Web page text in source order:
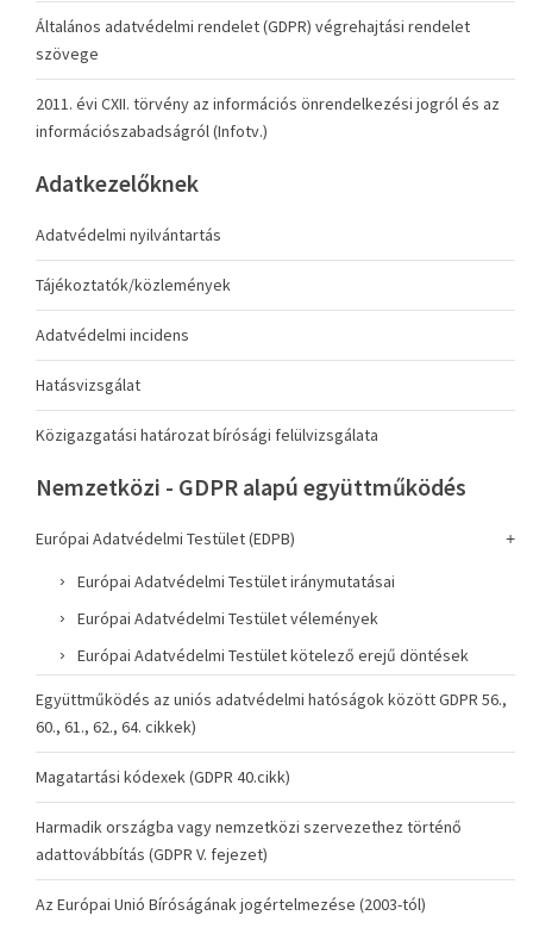
Általános adatvédelmi rendelet (GDPR) végrehajtási rendelet
szövege
2011. évi CXII. törvény az információs önrendelkezési jogról és az
információszabadságról (Infotv.)
Adatkezelőknek
Adatvédelmi nyilvántartás
Tájékoztatók/közlemények
Adatvédelmi incidens
Hatásvizsgálat
Közigazgatási határozat bírósági felülvizsgálata
Nemzetközi - GDPR alapú együttműködés
Európai Adatvédelmi Testület (EDPB)
Európai Adatvédelmi Testület iránymutatásai
Európai Adatvédelmi Testület vélemények
Európai Adatvédelmi Testület kötelező erejű döntések
Együttműködés az uniós adatvédelmi hatóságok között GDPR 56.,
60., 61., 62., 64. cikkek)
Magatartási kódexek (GDPR 40.cikk)
Harmadik országba vagy nemzetközi szervezethez történő
adattovábbítás (GDPR V. fejezet)
Az Európai Unió Bíróságának jogértelmezése (2003-tól)